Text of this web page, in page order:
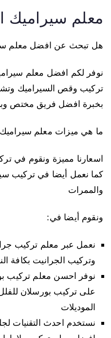
معلم سيراميك
هل تبحث عن افضل معلم
نوفر لكم افضل معلم
تركيب وقص السيراميك
بخبرة افضل فريق مختص
ما هي ميزات معلم
اسعارنا مميزة ونقوم في
كما نعمل أيضا في تركيب
والممرات
ونقوم أيضا في:
نعمل عبر معلم تركيب
وتركيب الجرانيت بكافة
نوفر احسن معلم تركيب
على تركيب بورسلان
الموديلات
نستخدم احدث التقنيات